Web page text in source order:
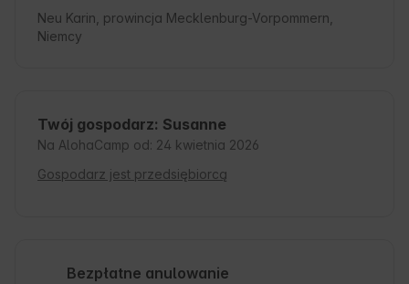
Neu Karin, prowincja Mecklenburg-Vorpommern,
Niemcy
Twój gospodarz: Susanne
Na AlohaCamp od: 24 kwietnia 2026
Gospodarz jest przedsiębiorcą
Bezpłatne anulowanie